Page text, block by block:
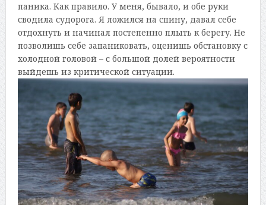
паника. Как правило. У меня, бывало, и обе руки
сводила судорога. Я ложился на спину, давал себе
отдохнуть и начинал постепенно плыть к берегу. Не
позволишь себе запаниковать, оценишь обстановку с
холодной головой – с большой долей вероятности
выйдешь из критической ситуации.